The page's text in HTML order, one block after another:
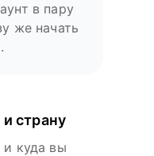
в пару
же начать
страну
и куда вы